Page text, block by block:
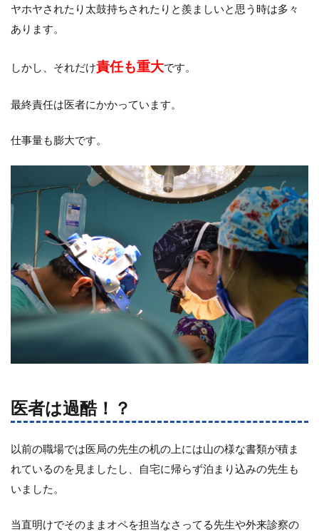
ヤホヤされたり太鼓持ちされたりと羨ましいと思う時は多々
あります。
しかし、それだけ責任も重大です。
最終責任は医者にかかっています。
仕事量も膨大です。
医者は過酷！？
以前の職場では医局の先生の机の上には山の様な書類が積ま
れているのを見ましたし、自宅に帰らず泊まり込みの先生も
いました。
当直明けでそのままオペを担当なさってる先生や外来診察の